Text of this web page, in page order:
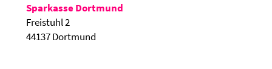
Sparkasse Dortmund
Freistuhl 2
44137 Dortmund